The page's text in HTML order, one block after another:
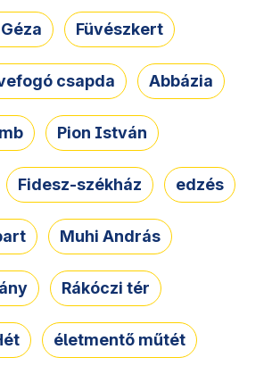
Füvészkert
csapda Abbázia
Pion István
Fidesz-székház edzés
Muhi András
Rákóczi tér
életmentő műtét